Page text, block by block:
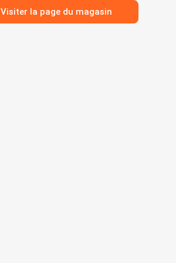
Visiter la page du magasin